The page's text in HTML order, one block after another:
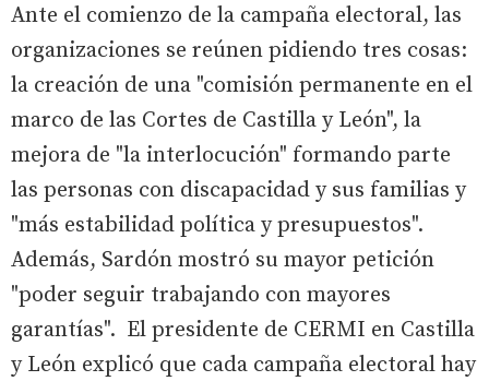
Ante el comienzo de la campaña electoral, las
organizaciones se reúnen pidiendo tres cosas:
la creación de una "comisión permanente en el
marco de las Cortes de Castilla y León", la
mejora de "la interlocución" formando parte
las personas con discapacidad y sus familias y
"más estabilidad política y presupuestos".
Además, Sardón mostró su mayor petición
"poder seguir trabajando con mayores
garantías". El presidente de CERMI en Castilla
y León explicó que cada campaña electoral hay